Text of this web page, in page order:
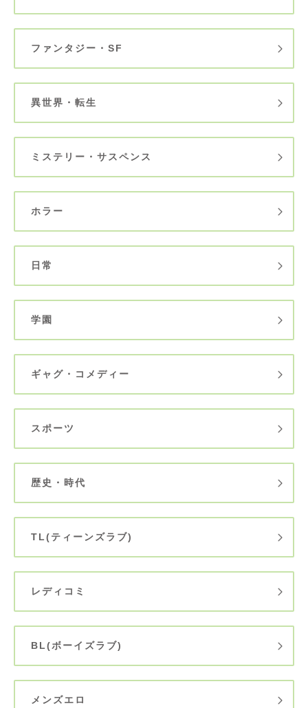
ファンタジー・SF
異世界・転生
ミステリー・サスペンス
ホラー
日常
学園
ギャグ・コメディー
スポーツ
歴史・時代
TL(ティーンズラブ)
レディコミ
BL(ボーイズラブ)
メンズエロ